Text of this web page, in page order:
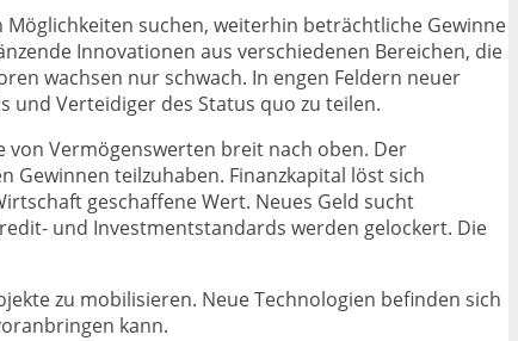
suchen, weiterhin beträchtliche Gewinne
Innovationen aus verschiedenen Bereichen, die
wachsen nur schwach. In engen Feldern neuer
und Verteidiger des Status quo zu teilen.
von Vermögenswerten breit nach oben. Der
Gewinnen teilzuhaben. Finanzkapital löst sich
geschaffene Wert. Neues Geld sucht
und Investmentstandards werden gelockert. Die
zu mobilisieren. Neue Technologien befinden sich
kann.